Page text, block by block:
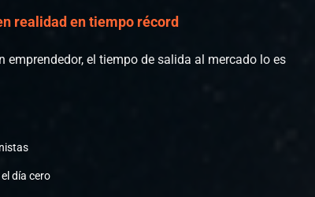
realidad en tiempo récord
emprendedor, el tiempo de salida al mercado lo es
día cero